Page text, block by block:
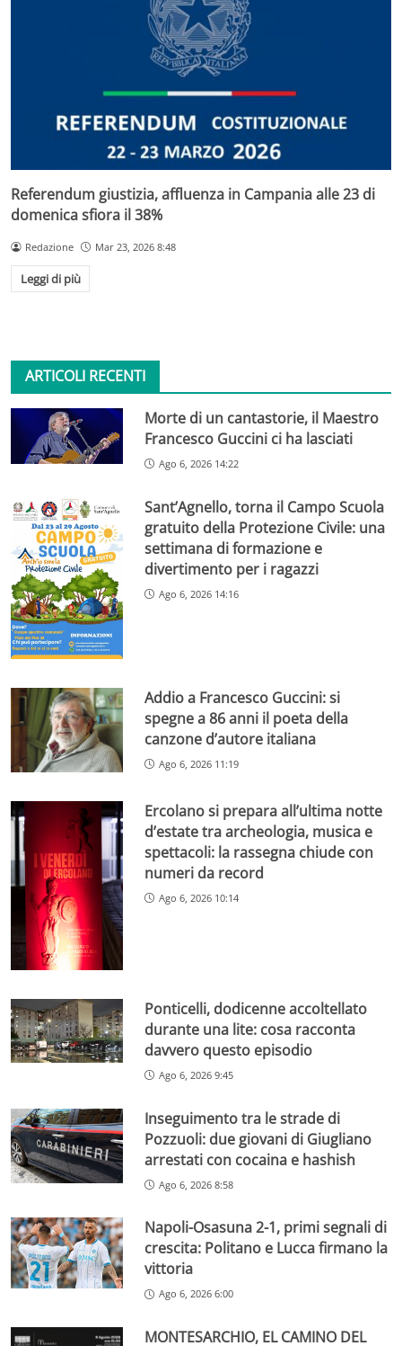
Referendum giustizia, affluenza in Campania alle 23 di
domenica sfiora il 38%
Redazione Mar 23, 2026 8:48
Leggi di più
ARTICOLI RECENTI
Morte di un cantastorie, il Maestro
Francesco Guccini ci ha lasciati
Ago 6, 2026 14:22
Sant’Agnello, torna il Campo Scuola
gratuito della Protezione Civile: una
settimana di formazione e
divertimento per i ragazzi
Ago 6, 2026 14:16
Addio a Francesco Guccini: si
spegne a 86 anni il poeta della
canzone d’autore italiana
Ago 6, 2026 11:19
Ercolano si prepara all’ultima notte
d’estate tra archeologia, musica e
spettacoli: la rassegna chiude con
numeri da record
Ago 6, 2026 10:14
Ponticelli, dodicenne accoltellato
durante una lite: cosa racconta
davvero questo episodio
Ago 6, 2026 9:45
Inseguimento tra le strade di
Pozzuoli: due giovani di Giugliano
arrestati con cocaina e hashish
Ago 6, 2026 8:58
Napoli-Osasuna 2-1, primi segnali di
crescita: Politano e Lucca firmano la
vittoria
Ago 6, 2026 6:00
MONTESARCHIO, EL CAMINO DEL